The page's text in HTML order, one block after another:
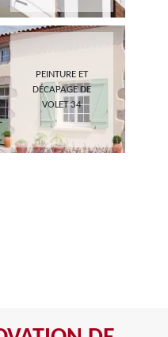
PEINTURE ET
DÉCAPAGE DE
VOLET 34